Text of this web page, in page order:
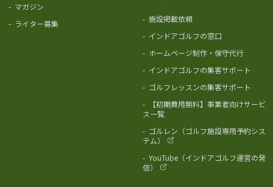
- マガジン
- ライター募集 - 施設掲載依頼
- インドアゴルフの窓口
- ホームページ制作・保守代行
- インドアゴルフの集客サポート
- ゴルフレッスンの集客サポート
-
【初期費用無料】事業者向けサービ
ス一覧
- ゴルレン（ゴルフ施設専用予約シス
テム）
- YouTube（インドアゴルフ運営の発
信）